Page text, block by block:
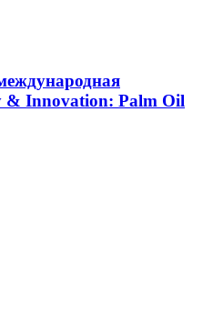
& Innovation: Palm Oil